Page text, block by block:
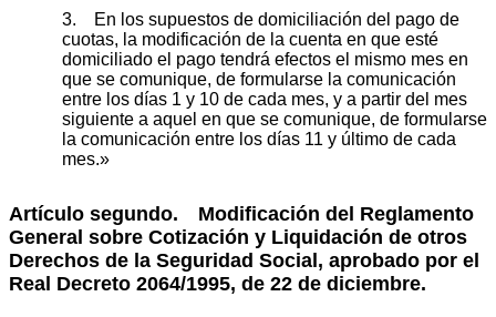
3. En los supuestos de domiciliación del pago de
cuotas, la modificación de la cuenta en que esté
domiciliado el pago tendrá efectos el mismo mes en
que se comunique, de formularse la comunicación
entre los días 1 y 10 de cada mes, y a partir del mes
siguiente a aquel en que se comunique, de formularse
la comunicación entre los días 11 y último de cada
mes.»
Artículo segundo. Modificación del Reglamento
General sobre Cotización y Liquidación de otros
Derechos de la Seguridad Social, aprobado por el
Real Decreto 2064/1995, de 22 de diciembre.